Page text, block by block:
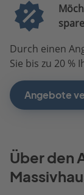
Durch einen
Sie bis zu 20 %
Angebote
Über den